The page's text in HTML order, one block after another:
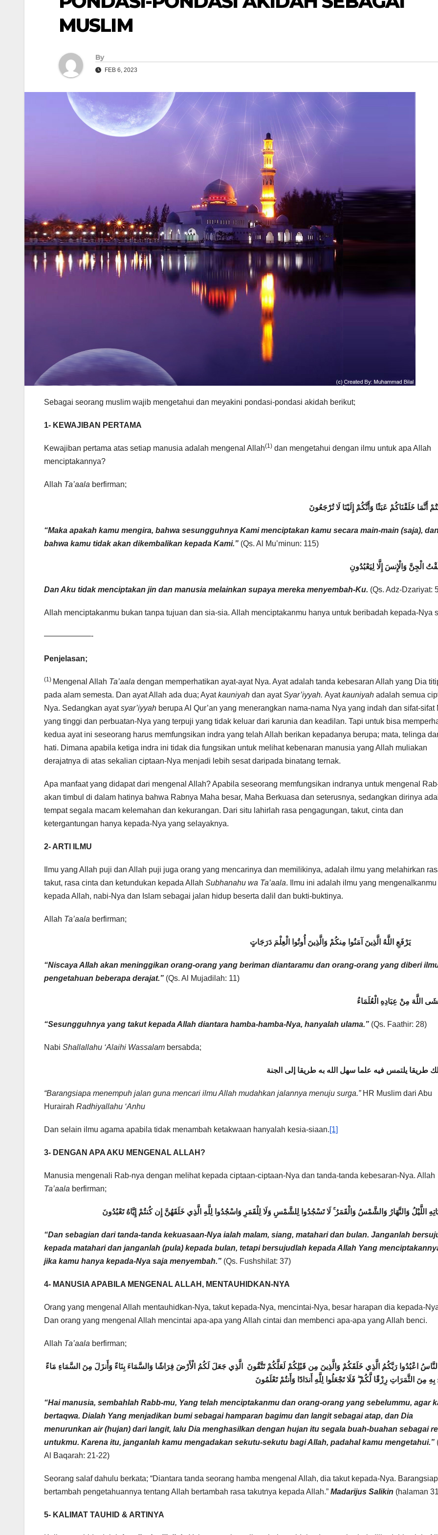
MUSLIM
By
FEB 6, 2023
Sebagai seorang muslim wajib mengetahui dan meyakini pondasi-pondasi akidah berikut;
1- KEWAJIBAN PERTAMA
Kewajiban pertama atas setiap manusia adalah mengenal Allah(1) dan mengetahui dengan ilmu untuk apa Allah
menciptakannya?
Allah Ta’aala berfirman;
أَنَّمَا خَلَقْنَاكُمْ عَبَثًا وَأَنَّكُمْ إِلَيْنَا لَا تُرْجَعُونَ
“Maka apakah kamu mengira, bahwa sesungguhnya Kami menciptakan kamu secara main-main (saja), dan
bahwa kamu tidak akan dikembalikan kepada Kami.” (Qs. Al Mu’minun: 115)
الْجِنَّ وَالْإِنسَ إِلَّا لِيَعْبُدُونِ
Dan Aku tidak menciptakan jin dan manusia melainkan supaya mereka menyembah-Ku. (Qs. Adz-Dzariyat:
Allah menciptakanmu bukan tanpa tujuan dan sia-sia. Allah menciptakanmu hanya untuk beribadah kepada-Nya
——————-
Penjelasan;
(1) Mengenal Allah Ta’aala dengan memperhatikan ayat-ayat Nya. Ayat adalah tanda kebesaran Allah yang Dia
pada alam semesta. Dan ayat Allah ada dua; Ayatkauniyah dan ayatSyar’iyyah. Ayatkauniyah adalah semua
Nya. Sedangkan ayatsyar’iyyah berupa Al Qur’an yang menerangkan nama-nama Nya yang indah dan sifat-sifat
yang tinggi dan perbuatan-Nya yang terpuji yang tidak keluar dari karunia dan keadilan. Tapi untuk bisa
kedua ayat ini seseorang harus memfungsikan indra yang telah Allah berikan kepadanya berupa; mata, telinga
hati. Dimana apabila ketiga indra ini tidak dia fungsikan untuk melihat kebenaran manusia yang Allah muliakan
derajatnya di atas sekalian ciptaan-Nya menjadi lebih sesat daripada binatang ternak.
Apa manfaat yang didapat dari mengenal Allah? Apabila seseorang memfungsikan indranya untuk mengenal
akan timbul di dalam hatinya bahwa Rabnya Maha besar, Maha Berkuasa dan seterusnya, sedangkan dirinya
tempat segala macam kelemahan dan kekurangan. Dari situ lahirlah rasa pengagungan, takut, cinta dan
ketergantungan hanya kepada-Nya yang selayaknya.
2- ARTI ILMU
Ilmu yang Allah puji dan Allah puji juga orang yang mencarinya dan memilikinya, adalah ilmu yang melahirkan
takut, rasa cinta dan ketundukan kepada Allah Subhanahu wa Ta’aala. Ilmu ini adalah ilmu yang mengenalkanmu
kepada Allah, nabi-Nya dan Islam sebagai jalan hidup beserta dalil dan bukti-buktinya.
Allah Ta’aala berfirman;
مِنكُمْ وَالَّذِينَ أُوتُوا الْعِلْمَ دَرَجَاتٍ
“Niscaya Allah akan meninggikan orang-orang yang beriman diantaramu dan orang-orang yang diberi
pengetahuan beberapa derajat.” (Qs. Al Mujadilah: 11)
اللَّهَ مِنْ عِبَادِهِ الْعُلَمَاءُ
“Sesungguhnya yang takut kepada Allah diantara hamba-hamba-Nya, hanyalah ulama.” (Qs. Faathir: 28)
Nabi Shallallahu ‘Alaihi Wassalam bersabda;
طريقا يلتمس فيه علما سهل الله به طريقا إلى الجنة
“Barangsiapa menempuh jalan guna mencari ilmu Allah mudahkan jalannya menuju surga.” HR Muslim dari Abu
Hurairah Radhiyallahu ‘Anhu
Dan selain ilmu agama apabila tidak menambah ketakwaan hanyalah kesia-siaan.[1]
3- DENGAN APA AKU MENGENAL ALLAH?
Manusia mengenali Rab-nya dengan melihat kepada ciptaan-ciptaan-Nya dan tanda-tanda kebesaran-Nya. Allah
Ta’aala berfirman;
اللَّيْلُ وَالنَّهَارُ وَالشَّمْسُ وَالْقَمَرُ ۚ لَا تَسْجُدُوا لِلشَّمْسِ وَلَا لِلْقَمَرِ وَاسْجُدُوا لِلَّهِ الَّذِي خَلَقَهُنَّ إِن كُنتُمْ إِيَّاهُ تَعْبُدُونَ
“Dan sebagian dari tanda-tanda kekuasaan-Nya ialah malam, siang, matahari dan bulan. Janganlah
kepada matahari dan janganlah (pula) kepada bulan, tetapi bersujudlah kepada Allah Yang
jika kamu hanya kepada-Nya saja menyembah.” (Qs. Fushshilat: 37)
4- MANUSIA APABILA MENGENAL ALLAH, MENTAUHIDKAN-NYA
Orang yang mengenal Allah mentauhidkan-Nya, takut kepada-Nya, mencintai-Nya, besar harapan dia kepada-
Dan orang yang mengenal Allah mencintai apa-apa yang Allah cintai dan membenci apa-apa yang Allah benci.
Allah Ta’aala berfirman;
النَّاسُ اعْبُدُوا رَبَّكُمُ الَّذِي خَلَقَكُمْ وَالَّذِينَ مِن قَبْلِكُمْ لَعَلَّكُمْ تَتَّقُونَ الَّذِي جَعَلَ لَكُمُ الْأَرْضَ فِرَاشًا وَالسَّمَاءَ بِنَاءً وَأَنزَلَ مِنَ السَّمَاءِ مَاءً
مِنَ الثَّمَرَاتِ رِزْقًا لَّكُمْ ۖ فَلَا تَجْعَلُوا لِلَّهِ أَندَادًا وَأَنتُمْ تَعْلَمُونَ
“Hai manusia, sembahlah Rabb-mu, Yang telah menciptakanmu dan orang-orang yang sebelummu, agar
bertaqwa. Dialah Yang menjadikan bumi sebagai hamparan bagimu dan langit sebagai atap, dan Dia
menurunkan air (hujan) dari langit, lalu Dia menghasilkan dengan hujan itu segala buah-buahan sebagai
untukmu. Karena itu, janganlah kamu mengadakan sekutu-sekutu bagi Allah, padahal kamu mengetahui.”
Al Baqarah: 21-22)
Seorang salaf dahulu berkata; “Diantara tanda seorang hamba mengenal Allah, dia takut kepada-Nya.
bertambah pengetahuannya tentang Allah bertambah rasa takutnya kepada Allah.” Madarijus Salikin (halaman
5- KALIMAT TAUHID & ARTINYA